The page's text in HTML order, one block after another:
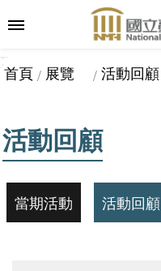
跳到主要內容區塊
階
尋
參
觀
指
:::
首頁 展覽 活動回顧
活動回顧
當期活動 活動回顧